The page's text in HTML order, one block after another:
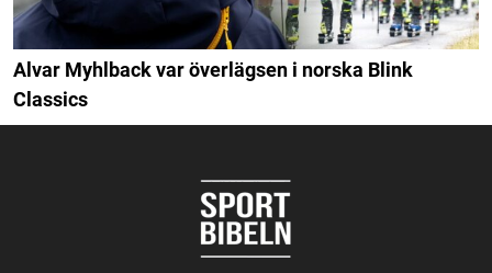
Alvar Myhlback var överlägsen i norska Blink
Classics